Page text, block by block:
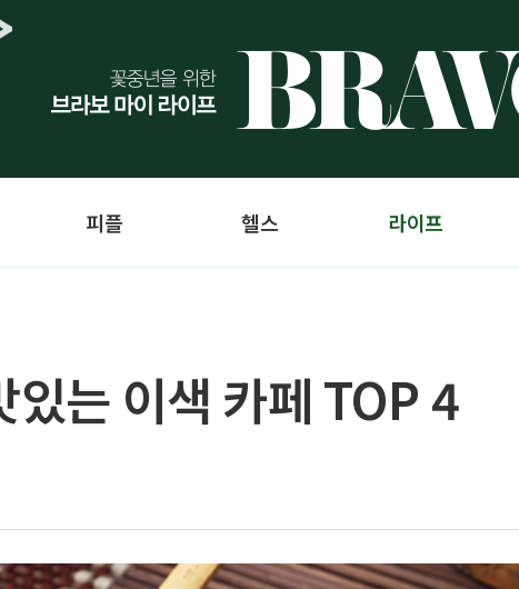
피플 헬스 라이프
는 이색 카페 TOP 4